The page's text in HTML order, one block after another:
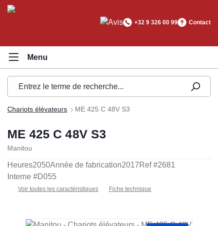
principal
+32 9 326 00 99 Contact
Chariots élévateurs ME 425 C 48V S3
ME 425 C 48V S3
Manitou
Heures2050Année de fabrication2017Ref #2681
Interne #D055
Voir toutes les caractéristiques Fiche technique
Ignorer la galerie d'images